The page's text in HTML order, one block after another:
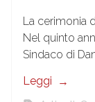
La cerimonia
Nel quinto
Sindaco di
Leggi